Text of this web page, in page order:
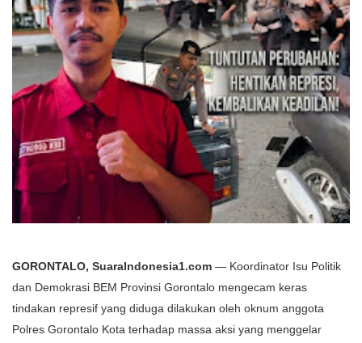
GORONTALO, SuaraIndonesia1.com — Koordinator Isu Politik
dan Demokrasi BEM Provinsi Gorontalo mengecam keras
tindakan represif yang diduga dilakukan oleh oknum anggota
Polres Gorontalo Kota terhadap massa aksi yang menggelar